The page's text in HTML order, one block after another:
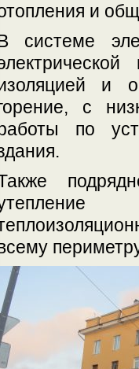
и
системе
и
с
по